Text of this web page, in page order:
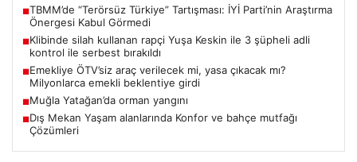
■TBMM’de “Terörsüz Türkiye” Tartışması: İYİ Parti’nin Araştırma
Önergesi Kabul Görmedi
■Klibinde silah kullanan rapçi Yuşa Keskin ile 3 şüpheli adli
kontrol ile serbest bırakıldı
■Emekliye ÖTV’siz araç verilecek mi, yasa çıkacak mı?
Milyonlarca emekli beklentiye girdi
■Muğla Yatağan’da orman yangını
■Dış Mekan Yaşam alanlarında Konfor ve bahçe mutfağı
Çözümleri